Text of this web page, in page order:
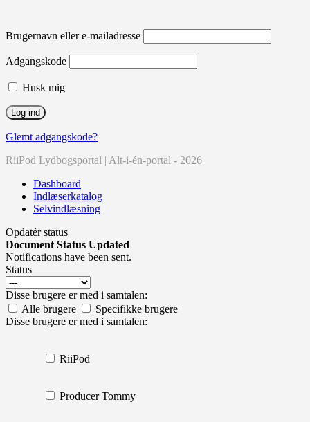
Brugernavn eller e-mailadresse
Adgangskode
Husk mig
Glemt adgangskode?
RiiPod Lydbogsportal | Alt-i-én-portal - 2026
Dashboard
Indlæserkatalog
Selvindlæsning
Opdatér status
Document Status Updated
Notifications have been sent.
Status
Disse brugere er med i samtalen:
Alle brugere
Specifikke brugere
Disse brugere er med i samtalen:
RiiPod
Producer Tommy